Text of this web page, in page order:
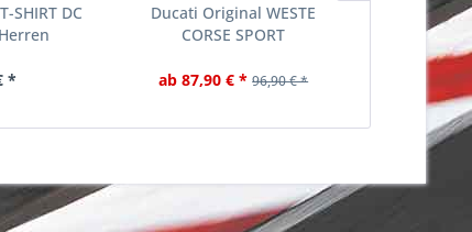
SHIRT DC
*
Ducati Original WESTE
CORSE SPORT
ab 87,90 € * 96,90 € *
Ducati
Sport